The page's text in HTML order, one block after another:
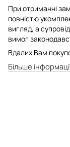
При отриманні
повністю
вигляд, а
вимог
Вдалих Вам
Більше